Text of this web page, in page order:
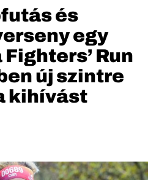
és
egy
Run
új szintre
kihívást